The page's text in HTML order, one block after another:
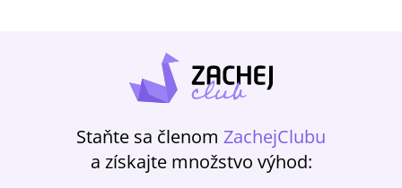
Staňte sa členom ZachejClubu
a získajte množstvo výhod: